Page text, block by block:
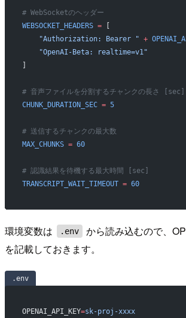
# WebSocketのヘッダー
WEBSOCKET_HEADERS = [
    "Authorization: Bearer "
+
    "OpenAI-Beta: realtime=v1"
# 音声ファイルを分割するチャンクの長さ [sec]
CHUNK_DURATION_SEC = 5
# 送信するチャンクの最大数
MAX_CHUNKS = 60
# 認識結果を待機する最大時間 [sec]
TRANSCRIPT_WAIT_TIMEOUT = 60
環境変数は .env
から読み込むので、
を記載しておきます。
.env
OPENAI_API_KEY=sk-proj-xxxx